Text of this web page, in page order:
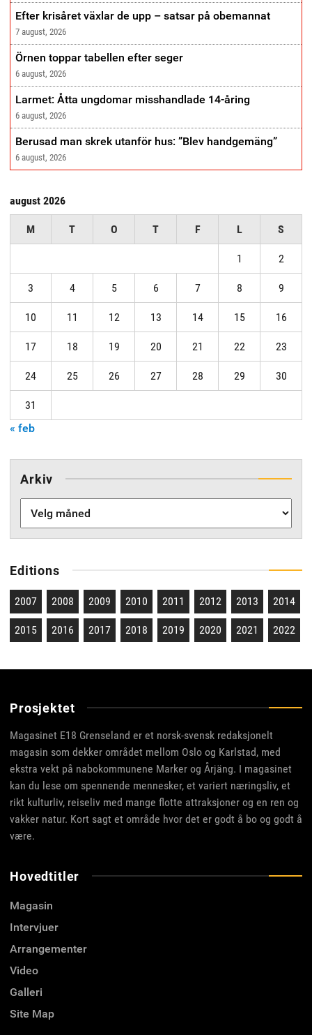
Efter krisåret växlar de upp – satsar på obemannat
7 august, 2026
Örnen toppar tabellen efter seger
6 august, 2026
Larmet: Åtta ungdomar misshandlade 14-åring
6 august, 2026
Berusad man skrek utanför hus: ”Blev handgemäng”
6 august, 2026
august 2026
M T O T F L S
1 2
3 4 5 6 7 8 9
10 11 12 13 14 15 16
17 18 19 20 21 22 23
24 25 26 27 28 29 30
31
« feb
Arkiv
Arkiv
Editions
2007 2008 2009 2010 2011 2012 2013 2014
2015 2016 2017 2018 2019 2020 2021 2022
Prosjektet
Magasinet E18 Grenseland er et norsk-svensk redaksjonelt
magasin som dekker området mellom Oslo og Karlstad, med
ekstra vekt på nabokommunene Marker og Årjäng. I magasinet
kan du lese om spennende mennesker, et variert næringsliv, et
rikt kulturliv, reiseliv med mange flotte attraksjoner og en ren og
vakker natur. Kort sagt et område hvor det er godt å bo og godt å
være.
Hovedtitler
Magasin
Intervjuer
Arrangementer
Video
Galleri
Site Map